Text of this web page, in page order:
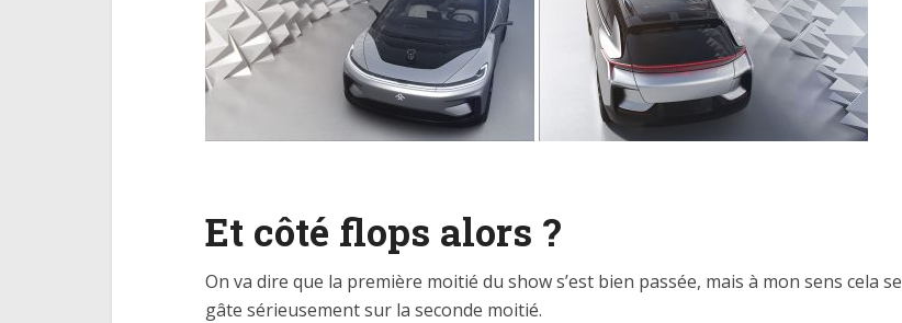
Et côté flops alors ?
On va dire que la première moitié du show s’est bien passée, mais à mon sens cela se
gâte sérieusement sur la seconde moitié.